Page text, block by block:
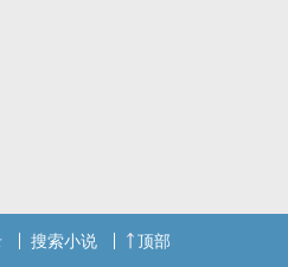
搜索小说 顶部